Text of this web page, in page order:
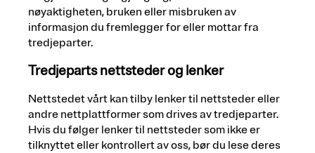
nøyaktigheten, bruken eller misbruken av
informasjon du fremlegger for eller mottar fra
tredjeparter.
Tredjeparts nettsteder og lenker
Nettstedet vårt kan tilby lenker til nettsteder eller
andre nettplattformer som drives av tredjeparter.
Hvis du følger lenker til nettsteder som ikke er
tilknyttet eller kontrollert av oss, bør du lese deres